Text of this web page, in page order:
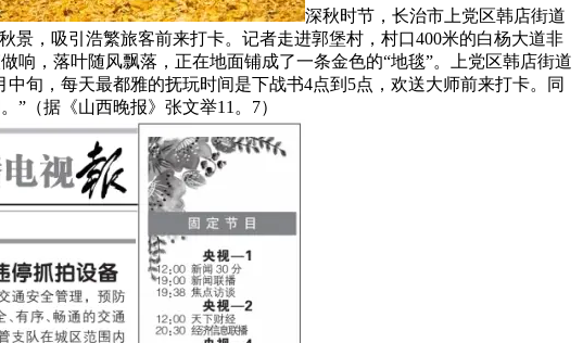
深秋时节，长治市上党区韩店街道
，吸引浩繁旅客前来打卡。记者走进郭堡村，村口400米的白杨大道非
，落叶随风飘落，正在地面铺成了一条金色的“地毯”。上党区韩店街道
旬，每天最都雅的抚玩时间是下战书4点到5点，欢送大师前来打卡。同
（据《山西晚报》张文举11。7）